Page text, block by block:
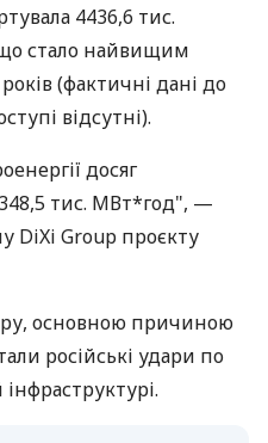
4436,6 тис.
стало найвищим
(фактичні дані до
відсутні).
досяг
тис. МВт*год", —
DiXi Group проєкту
основною причиною
російські удари по